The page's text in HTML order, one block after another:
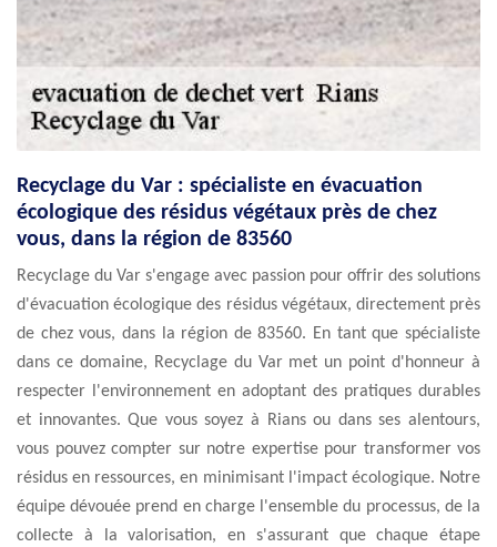
Recyclage du Var : spécialiste en évacuation
écologique des résidus végétaux près de chez
vous, dans la région de 83560
Recyclage du Var s'engage avec passion pour offrir des solutions
d'évacuation écologique des résidus végétaux, directement près
de chez vous, dans la région de 83560. En tant que spécialiste
dans ce domaine, Recyclage du Var met un point d'honneur à
respecter l'environnement en adoptant des pratiques durables
et innovantes. Que vous soyez à Rians ou dans ses alentours,
vous pouvez compter sur notre expertise pour transformer vos
résidus en ressources, en minimisant l'impact écologique. Notre
équipe dévouée prend en charge l'ensemble du processus, de la
collecte à la valorisation, en s'assurant que chaque étape